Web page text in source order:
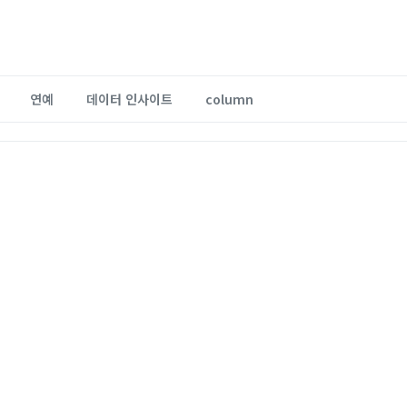
연예 데이터 인사이트 column